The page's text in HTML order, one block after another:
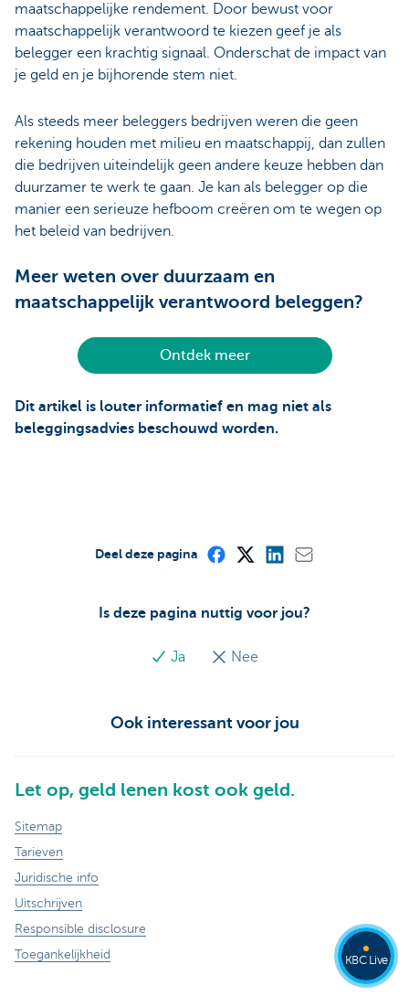
maatschappelijke rendement. Door bewust voor
maatschappelijk verantwoord te kiezen geef je als
belegger een krachtig signaal. Onderschat de impact van
je geld en je bijhorende stem niet.
Als steeds meer beleggers bedrijven weren die geen
rekening houden met milieu en maatschappij, dan zullen
die bedrijven uiteindelijk geen andere keuze hebben dan
duurzamer te werk te gaan. Je kan als belegger op die
manier een serieuze hefboom creëren om te wegen op
het beleid van bedrijven.
Meer weten over duurzaam en
maatschappelijk verantwoord beleggen?
Ontdek meer
Dit artikel is louter informatief en mag niet als
beleggingsadvies beschouwd worden.
Is deze pagina nuttig voor jou?
Ja Nee
Deel deze pagina
Ook interessant voor jou
Let op, geld lenen kost ook geld.
Sitemap
Tarieven
Juridische info
Uitschrijven
Responsible disclosure
Toegankelijkheid
KBC Live